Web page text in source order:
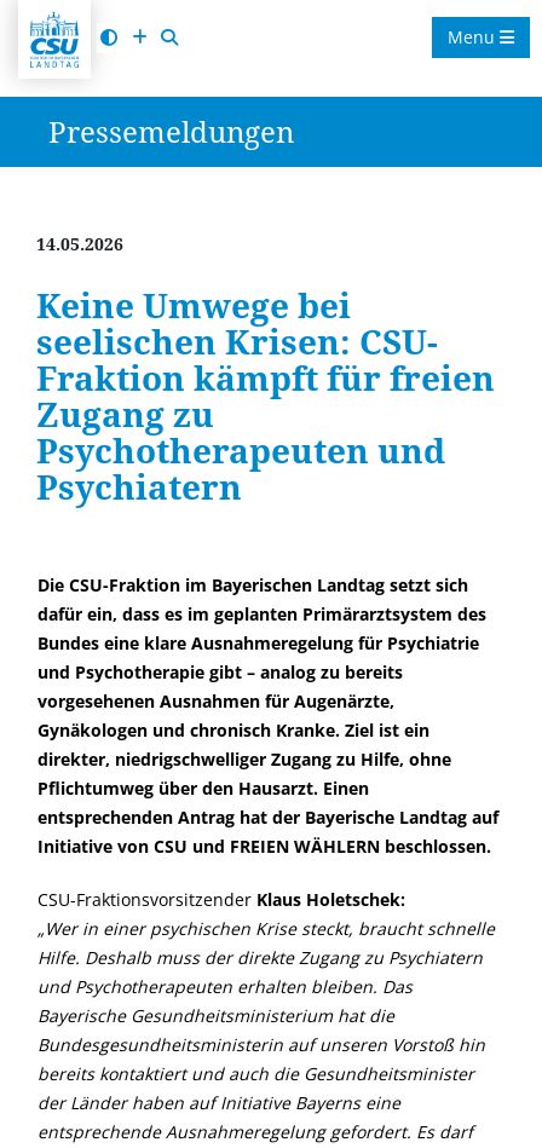
Menu
Pressemeldungen
14.05.2026
Keine Umwege bei
seelischen Krisen: CSU-
Fraktion kämpft für freien
Zugang zu
Psychotherapeuten und
Psychiatern
Die CSU-Fraktion im Bayerischen Landtag setzt sich
dafür ein, dass es im geplanten Primärarztsystem des
Bundes eine klare Ausnahmeregelung für Psychiatrie
und Psychotherapie gibt – analog zu bereits
vorgesehenen Ausnahmen für Augenärzte,
Gynäkologen und chronisch Kranke. Ziel ist ein
direkter, niedrigschwelliger Zugang zu Hilfe, ohne
Pflichtumweg über den Hausarzt. Einen
entsprechenden Antrag hat der Bayerische Landtag auf
Initiative von CSU und FREIEN WÄHLERN beschlossen.
CSU-Fraktionsvorsitzender Klaus Holetschek:
Wer in einer psychischen Krise steckt, braucht schnelle
Hilfe. Deshalb muss der direkte Zugang zu Psychiatern
und Psychotherapeuten erhalten bleiben. Das
Bayerische Gesundheitsministerium hat die
Bundesgesundheitsministerin auf unseren Vorstoß hin
bereits kontaktiert und auch die Gesundheitsminister
der Länder haben auf Initiative Bayerns eine
entsprechende Ausnahmeregelung gefordert. Es darf